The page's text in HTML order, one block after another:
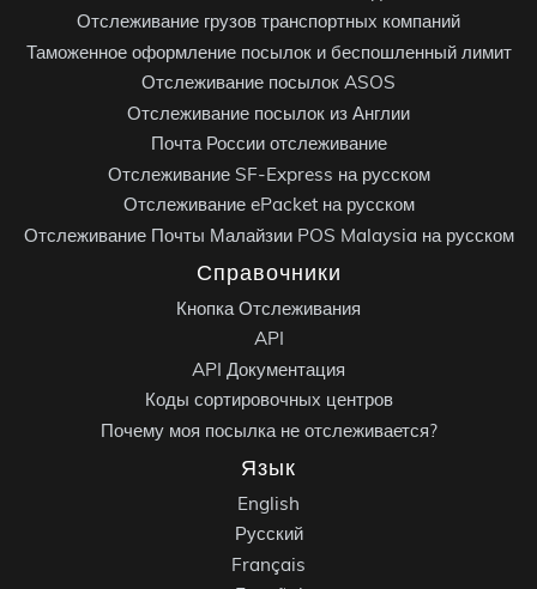
Отслеживание грузов транспортных компаний
Таможенное оформление посылок и беспошленный лимит
Отслеживание посылок ASOS
Отслеживание посылок из Англии
Почта России отслеживание
Отслеживание SF-Express на русском
Отслеживание ePacket на русском
Отслеживание Почты Малайзии POS Malaysia на русском
Справочники
Кнопка Отслеживания
API
API Документация
Коды сортировочных центров
Почему моя посылка не отслеживается?
Язык
English
Русский
Français